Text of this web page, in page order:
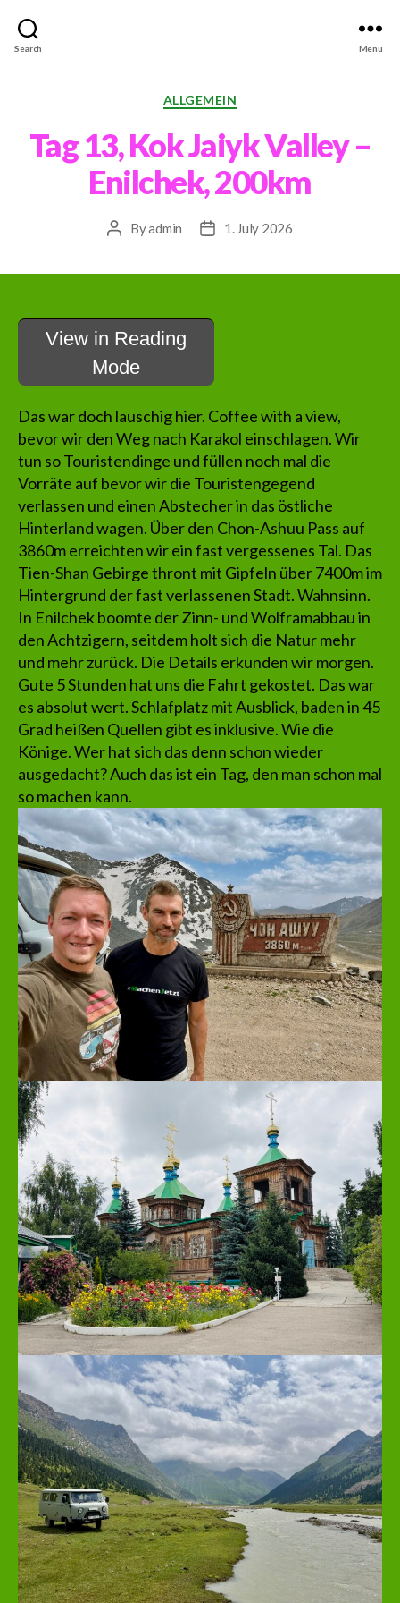
Search Menu
Categories
ALLGEMEIN
Tag 13, Kok Jaiyk Valley –
Enilchek, 200km
PostByadmin
Post1. July 2026
View in Reading
Mode
Das war doch lauschig hier. Coffee with a view,
bevor wir den Weg nach Karakol einschlagen. Wir
tun so Touristendinge und füllen noch mal die
Vorräte auf bevor wir die Touristengegend
verlassen und einen Abstecher in das östliche
Hinterland wagen. Über den Chon-Ashuu Pass auf
3860m erreichten wir ein fast vergessenes Tal. Das
Tien-Shan Gebirge thront mit Gipfeln über 7400m im
Hintergrund der fast verlassenen Stadt. Wahnsinn.
In Enilchek boomte der Zinn- und Wolframabbau in
den Achtzigern, seitdem holt sich die Natur mehr
und mehr zurück. Die Details erkunden wir morgen.
Gute 5 Stunden hat uns die Fahrt gekostet. Das war
es absolut wert. Schlafplatz mit Ausblick, baden in 45
Grad heißen Quellen gibt es inklusive. Wie die
Könige. Wer hat sich das denn schon wieder
ausgedacht? Auch das ist ein Tag, den man schon mal
so machen kann.